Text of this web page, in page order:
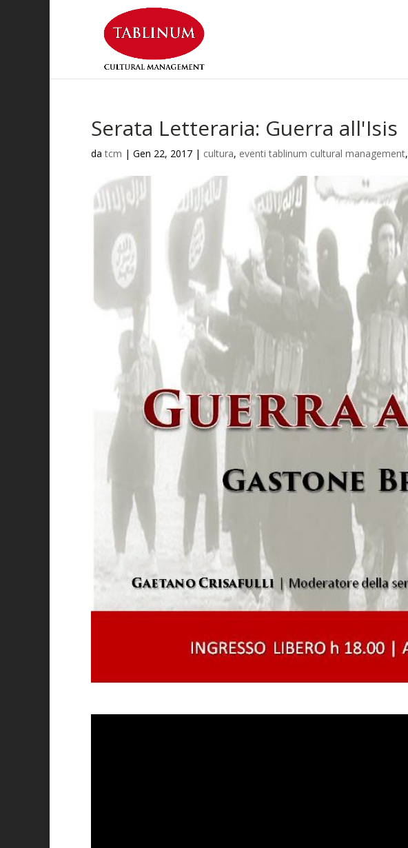
Serata Letteraria: Guerra all'Isis
datcm | Gen 22, 2017 | cultura, eventi tablinum cultural management,